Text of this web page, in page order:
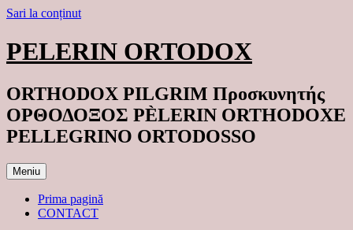
Sari la conținut
PELERIN ORTODOX
ORTHODOX PILGRIM Προσκυνητής
ΟΡΘΟΔΟΞΟΣ PÈLERIN ORTHODOXE
PELLEGRINO ORTODOSSO
Meniu
Prima pagină
CONTACT